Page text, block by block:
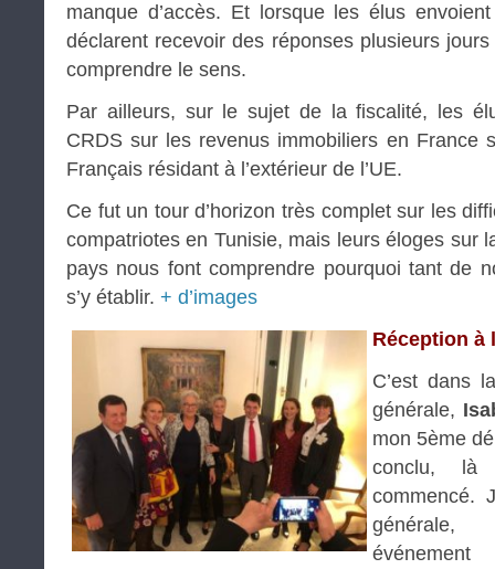
manque d’accès. Et lorsque les élus
déclarent recevoir des réponses plusieurs
comprendre le sens.
Par ailleurs, sur le sujet de la fiscalité, les
CRDS sur les revenus immobiliers en France
Français résidant à l’extérieur de l’UE.
Ce fut un tour d’horizon très complet sur les
compatriotes en Tunisie, mais leurs éloges sur
pays nous font comprendre pourquoi tant de
s’y établir. + d’images
Réception à
C’est dans
générale,
mon 5ème
conclu,
commencé.
générale,